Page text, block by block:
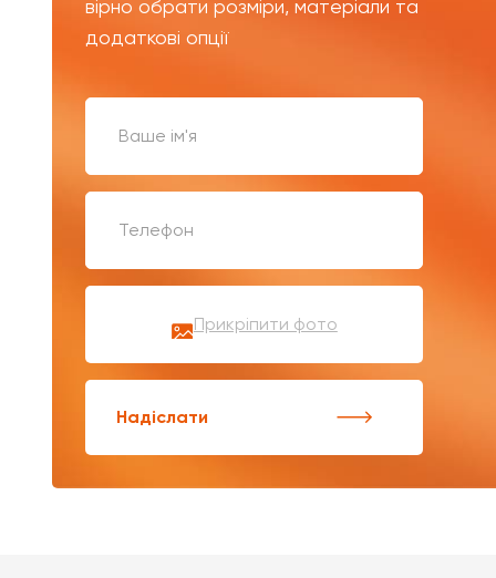
вірно обрати розміри, матеріали та
додаткові опції
Прикріпити фото
Надіслати